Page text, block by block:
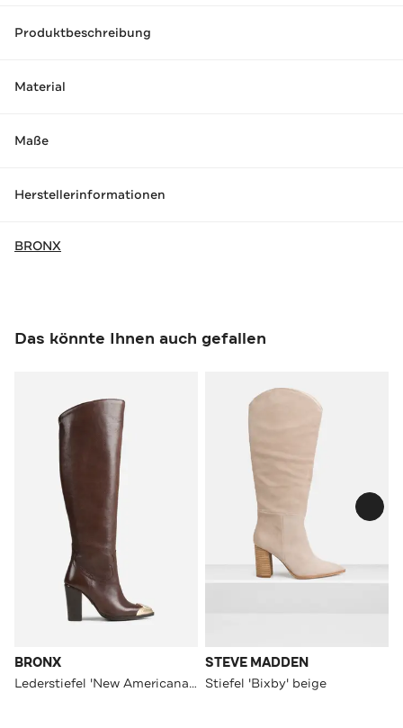
Produktbeschreibung
Material
Maße
Herstellerinformationen
BRONX
Das könnte Ihnen auch gefallen
BRONX
Lederstiefel 'New Americana' dunkelbraun
STEVE MADDEN
Stiefel 'Bixby' beige